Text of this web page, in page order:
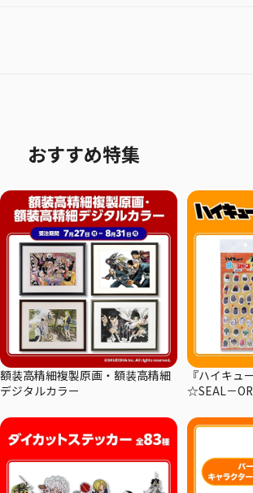
おすすめ特集
額装高精細複製原画・額装高精細
デジタルカラー
『ハイキュ
☆SEAL－